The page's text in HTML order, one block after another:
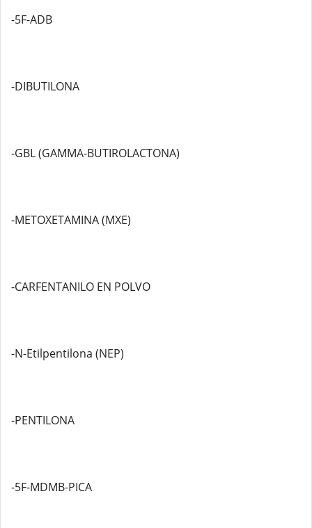
-5F-ADB
-DIBUTILONA
-GBL (GAMMA-BUTIROLACTONA)
-METOXETAMINA (MXE)
-CARFENTANILO EN POLVO
-N-Etilpentilona (NEP)
-PENTILONA
-5F-MDMB-PICA